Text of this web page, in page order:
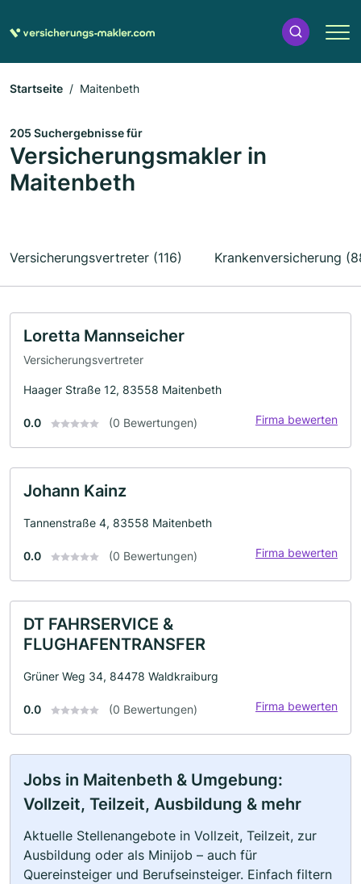
Startseite Maitenbeth
205 Suchergebnisse für
Versicherungsmakler in
Maitenbeth
Versicherungsvertreter (116) Krankenversicherung
Loretta Mannseicher
Versicherungsvertreter
Haager Straße 12, 83558 Maitenbeth
0.0 (0 Bewertungen) Firma bewerten
Johann Kainz
Tannenstraße 4, 83558 Maitenbeth
0.0 (0 Bewertungen) Firma bewerten
DT FAHRSERVICE &
FLUGHAFENTRANSFER
Grüner Weg 34, 84478 Waldkraiburg
0.0 (0 Bewertungen) Firma bewerten
Jobs in Maitenbeth & Umgebung:
Vollzeit, Teilzeit, Ausbildung & mehr
Aktuelle Stellenangebote in Vollzeit, Teilzeit, zur
Ausbildung oder als Minijob – auch für
Quereinsteiger und Berufseinsteiger. Einfach filtern